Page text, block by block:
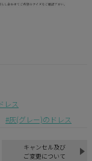
レス
灰(グレー)のドレス
キャンセル及び
ご変更について